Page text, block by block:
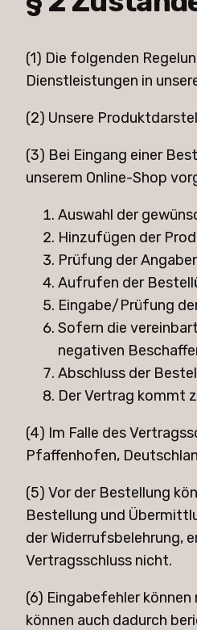
(1) Die folgenden
Dienstleistungen in
(2) Unsere
(3) Bei Eingang einer
unserem Online-Shop
Auswahl der
Hinzufügen der
Prüfung der
Aufrufen der
Eingabe/Prüfung
Sofern die
negativen
Abschluss der
Der Vertrag kommt
(4) Im Falle des
Pfaffenhofen,
(5) Vor der Bestellung
Bestellung und
der Widerrufsbelehrung,
Vertragsschluss nicht.
(6) Eingabefehler
können auch dadurch